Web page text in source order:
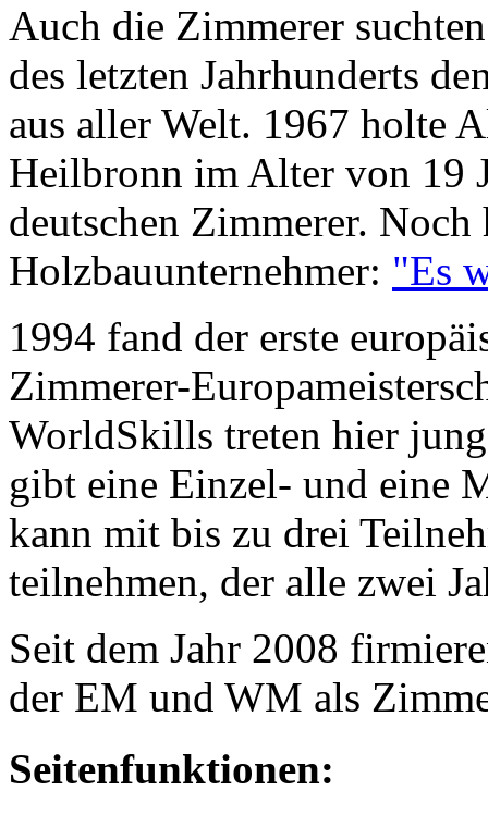
Auch die Zimmerer
des letzten Jahrhunderts
aus aller Welt. 1967 holte
Heilbronn im Alter von 19
deutschen Zimmerer. Noch
Holzbauunternehmer: "Es
1994 fand der erste
Zimmerer-
WorldSkills treten hier
gibt eine Einzel- und eine
kann mit bis zu drei
teilnehmen, der alle zwei
Seit dem Jahr 2008
der EM und WM als
Seitenfunktionen: